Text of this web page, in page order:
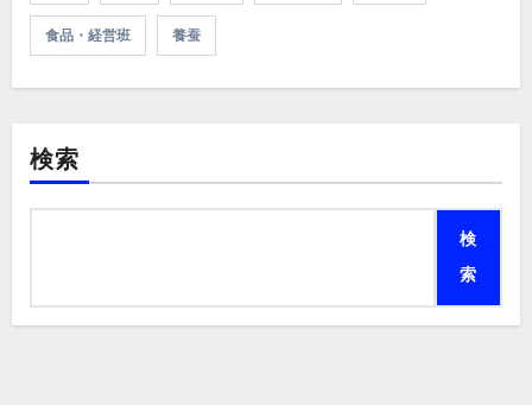
食品・経営班 養蚕
検索
検
索